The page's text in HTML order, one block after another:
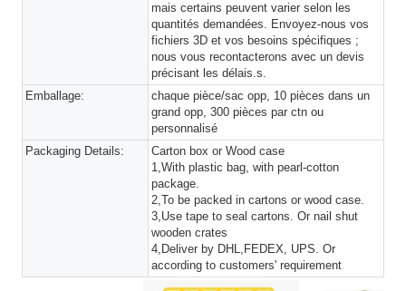
mais certains peuvent varier selon les
quantités demandées. Envoyez-nous vos
fichiers 3D et vos besoins spécifiques ;
nous vous recontacterons avec un devis
précisant les délais.s.
Emballage:
chaque pièce/sac opp, 10 pièces dans un
grand opp, 300 pièces par ctn ou
personnalisé
Packaging Details:
Carton box or Wood case
1,With plastic bag, with pearl-cotton
package.
2,To be packed in cartons or wood case.
3,Use tape to seal cartons. Or nail shut
wooden crates
4,Deliver by DHL,FEDEX, UPS. Or
according to customers' requirement